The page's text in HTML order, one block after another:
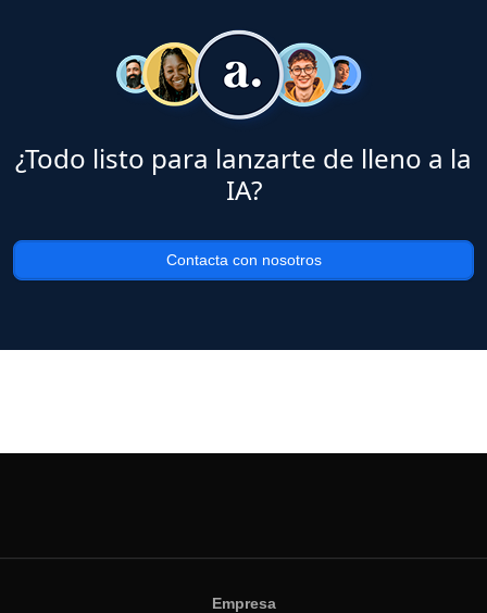
¿Todo listo para lanzarte de lleno a la
IA?
Contacta con nosotros
Empresa